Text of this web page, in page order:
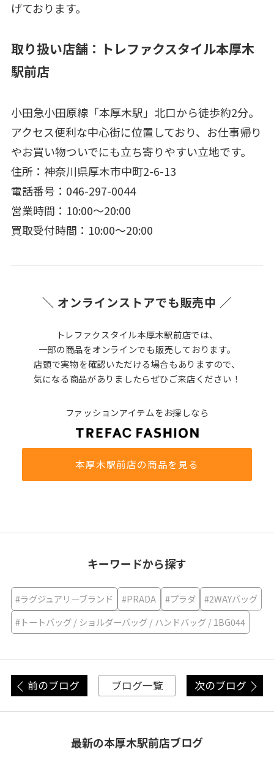
げております。
取り扱い店舗：トレファクスタイル本厚木
駅前店
小田急小田原線「本厚木駅」北口から徒歩約2分。
アクセス便利な中心街に位置しており、お仕事帰り
やお買い物ついでにも立ち寄りやすい立地です。
住所：神奈川県厚木市中町2-6-13
電話番号：046-297-0044
営業時間：10:00～20:00
買取受付時間：10:00～20:00
＼ オンラインストアでも販売中 ／
トレファクスタイル本厚木駅前店では、
一部の商品をオンラインでも販売しております。
店頭で実物を確認いただける場合もありますので、
気になる商品がありましたらぜひご来店ください！
ファッションアイテムをお探しなら
本厚木駅前店の商品を見る
キーワードから探す
#ラグジュアリーブランド #PRADA #プラダ
#2WAYバッグ
#トートバッグ / ショルダーバッグ / ハンドバッグ / 1BG044
前のブログ ブログ一覧 次のブログ
最新の本厚木駅前店ブログ